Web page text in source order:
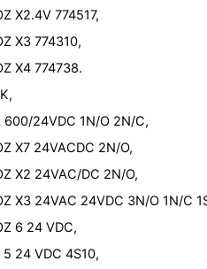
X2.4V 774517,
X3 774310,
X4 774738.
600/24VDC 1N/O 2N/C,
X7 24VACDC 2N/O,
X2 24VAC/DC 2N/O,
X3 24VAC 24VDC 3N/O 1N/C
6 24 VDC,
24 VDC 4S10,